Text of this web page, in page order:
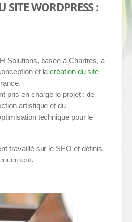
SITE WORDPRESS :
Solutions, basée à Chartres, a
et la création du site
pris en charge le projet : de
artistique et du
technique pour le
travaillé sur le SEO et définis